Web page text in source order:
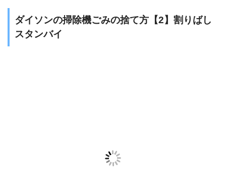
ダイソンの掃除機ごみの捨て方【2】割りばし
スタンバイ